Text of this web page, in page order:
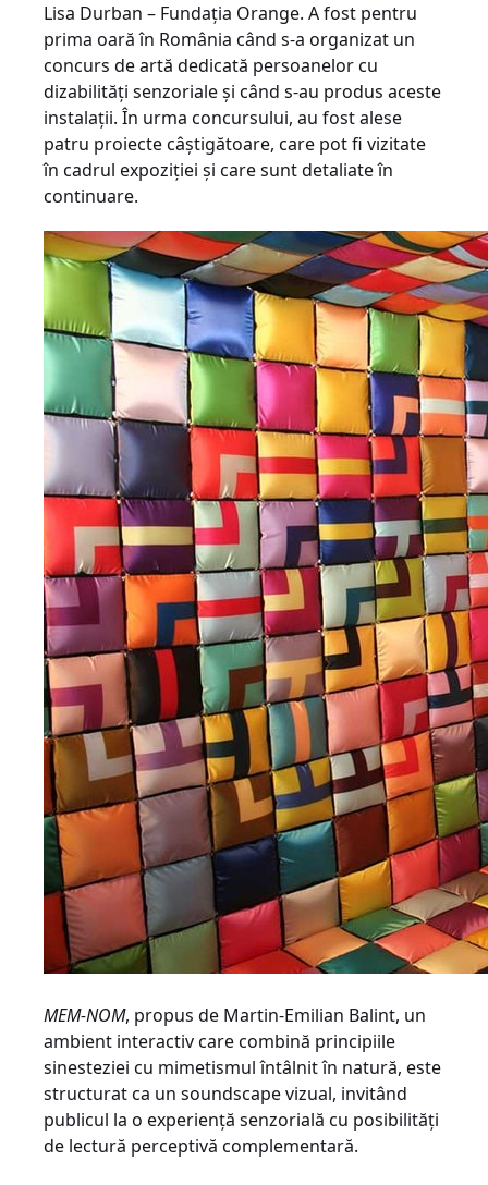
Lisa Durban – Fundaţia Orange. A fost pentru
prima oară în România când s-a organizat un
concurs de artă dedicată persoanelor cu
dizabilităţi senzoriale şi când s-au produs aceste
instalaţii. În urma concursului, au fost alese
patru proiecte câştigătoare, care pot fi vizitate
în cadrul expoziţiei şi care sunt detaliate în
continuare.
MEM-NOM, propus de Martin-Emilian Balint, un
ambient interactiv care combină principiile
sinesteziei cu mimetismul întâlnit în natură, este
structurat ca un soundscape vizual, invitând
publicul la o experienţă senzorială cu posibilităţi
de lectură perceptivă complementară.